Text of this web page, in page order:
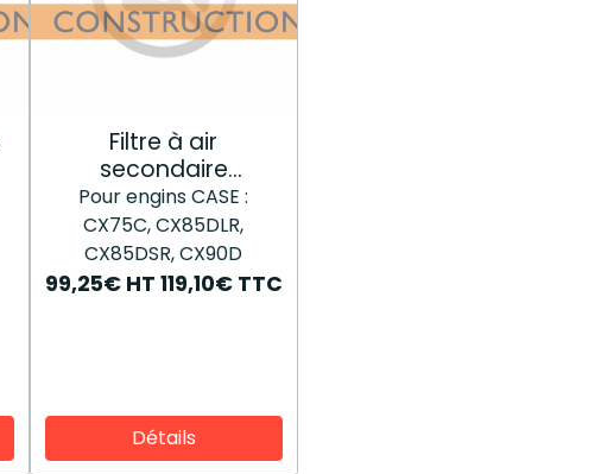
Filtre à air
secondaire
KAH17400
Pour engins CASE :
CX75C, CX85DLR,
CX85DSR, CX90D
99,25€ HT 119,10€ TTC
Détails